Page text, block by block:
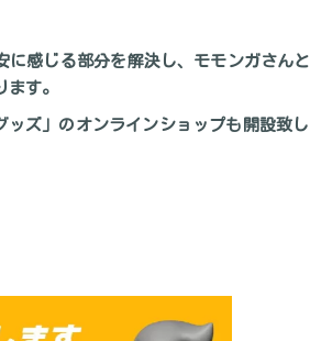
感じる部分を解決し、モモンガさんと
す。
ズ」のオンラインショップも開設致し